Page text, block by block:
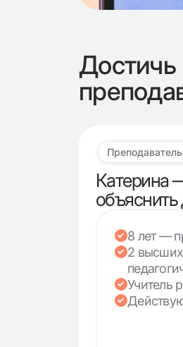
Преподаватель
Катерина
8 лет —
2
Учитель